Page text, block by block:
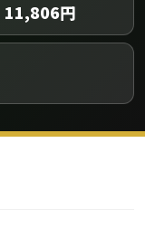
11,806円